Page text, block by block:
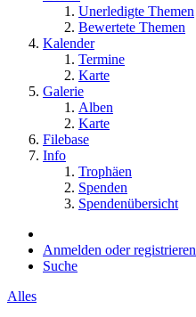
Unerledigte Themen
Bewertete Themen
Kalender
Termine
Karte
Galerie
Alben
Karte
Filebase
Info
Trophäen
Spenden
Spendenübersicht
Anmelden oder registrieren
Suche
Alles